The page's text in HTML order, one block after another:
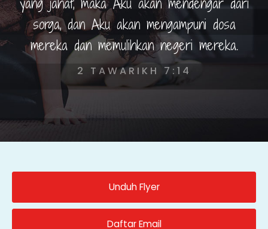
sorga, dan Aku akan mengampuni dosa
mereka dan memulihkan negeri mereka.
2 TAWARIKH 7:14
Unduh Flyer
Daftar Email